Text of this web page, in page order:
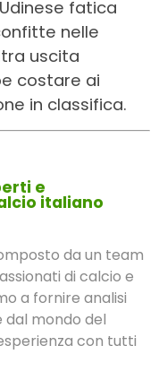
fatica
nelle
uscita
costare ai
in classifica.
e
italiano
da un team
di calcio e
a fornire analisi
mondo del
con tutti